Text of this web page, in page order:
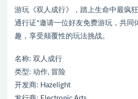
游玩《双人成行》，踏上生命中最疯
通行证*邀请一位好友免费游玩，共同
趣，享受颠覆性的玩法挑战。
名称: 双人成行
类型: 动作, 冒险
开发商: Hazelight